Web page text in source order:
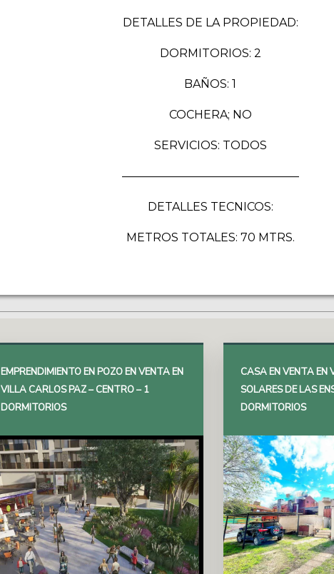
DETALLES DE LA PROPIEDAD:
DORMITORIOS: 2
BAÑOS: 1
COCHERA; NO
SERVICIOS: TODOS
———————————————–
DETALLES TECNICOS:
METROS TOTALES: 70 MTRS.
EMPRENDIMIENTO EN POZO EN VENTA EN
VILLA CARLOS PAZ – CENTRO – 1
DORMITORIOS
CASA EN VENTA EN
SOLARES DE LAS
DORMITORIOS